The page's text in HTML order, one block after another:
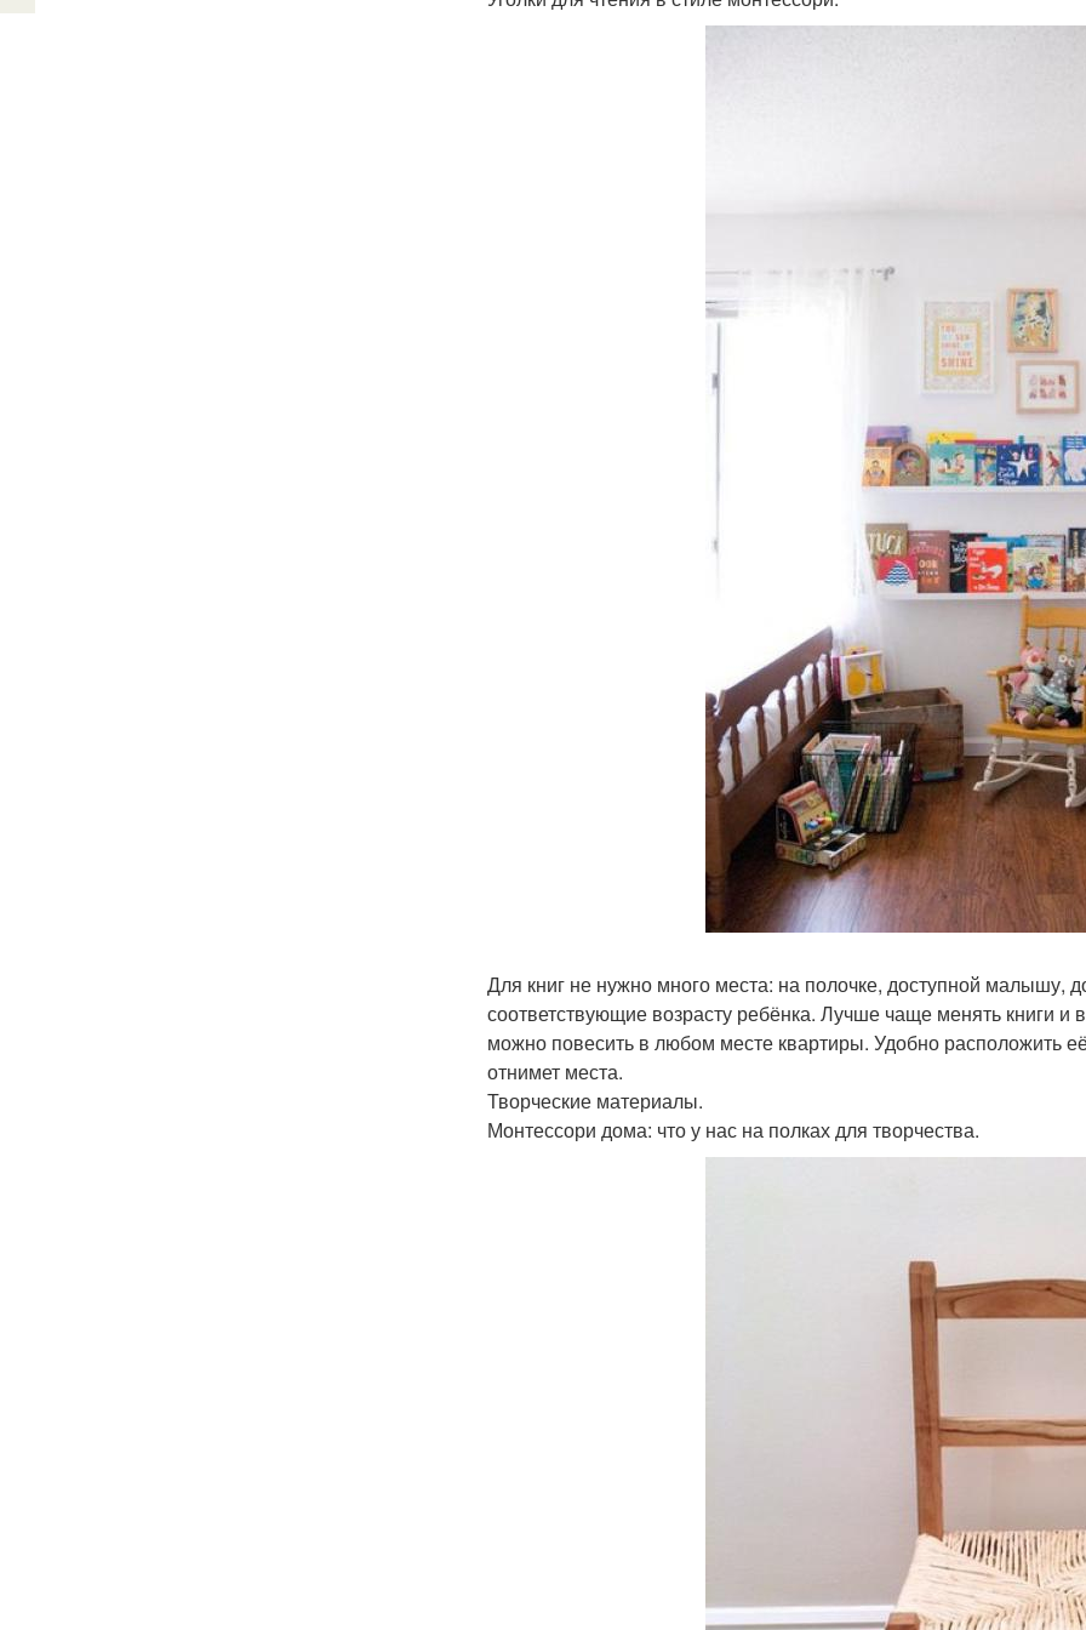
Для книг не нужно много места: на полочке, доступной малышу,
соответствующие возрасту ребёнка. Лучше чаще менять книги и
можно повесить в любом месте квартиры. Удобно расположить
отнимет места.
Творческие материалы.
Монтессори дома: что у нас на полках для творчества.